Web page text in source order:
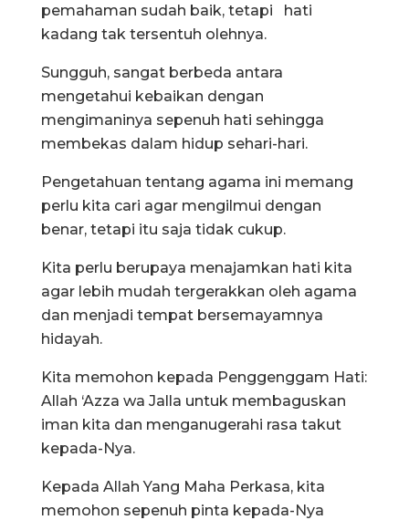
pemahaman sudah baik, tetapi hati
kadang tak tersentuh olehnya.
Sungguh, sangat berbeda antara
mengetahui kebaikan dengan
mengimaninya sepenuh hati sehingga
membekas dalam hidup sehari-hari.
Pengetahuan tentang agama ini memang
perlu kita cari agar mengilmui dengan
benar, tetapi itu saja tidak cukup.
Kita perlu berupaya menajamkan hati kita
agar lebih mudah tergerakkan oleh agama
dan menjadi tempat bersemayamnya
hidayah.
Kita memohon kepada Penggenggam Hati:
Allah ‘Azza wa Jalla untuk membaguskan
iman kita dan menganugerahi rasa takut
kepada-Nya.
Kepada Allah Yang Maha Perkasa, kita
memohon sepenuh pinta kepada-Nya